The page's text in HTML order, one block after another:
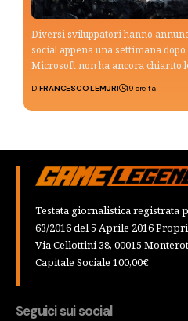
Diversi sviluppatori hanno
social appena una settimana
Microsoft non ha ancora chiarito
DiFRANCESCO LEMURI 19 ore fa
Testata giornalistica registrata
63/2016 del 5 Aprile 2016
Via Cellottini 38, 00015
Capitale Sociale 100,00€
Seguici sui social